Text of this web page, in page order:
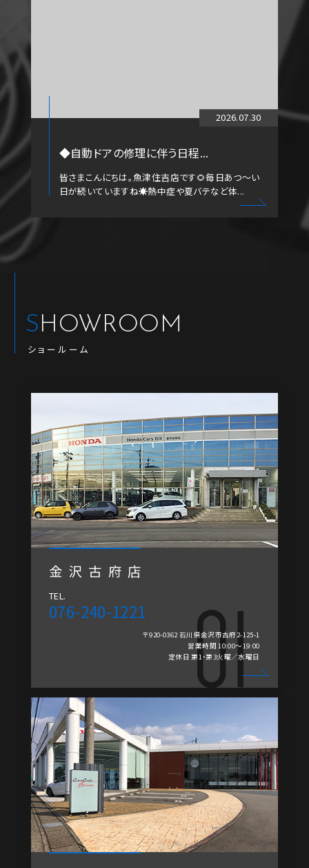
2026.07.30
◆自動ドアの修理に伴う日程...
皆さまこんにちは。魚津住吉店です🌻毎日あつ～い
日が続いていますね☀️熱中症や夏バテなど体...
SHOWROOM
ショールーム
金沢古府店
TEL.
076-240-1221
〒920-0362 石川県金沢市古府2-125-1
営業時間 10:00～19:00
定休日 第1・第3火曜／水曜日